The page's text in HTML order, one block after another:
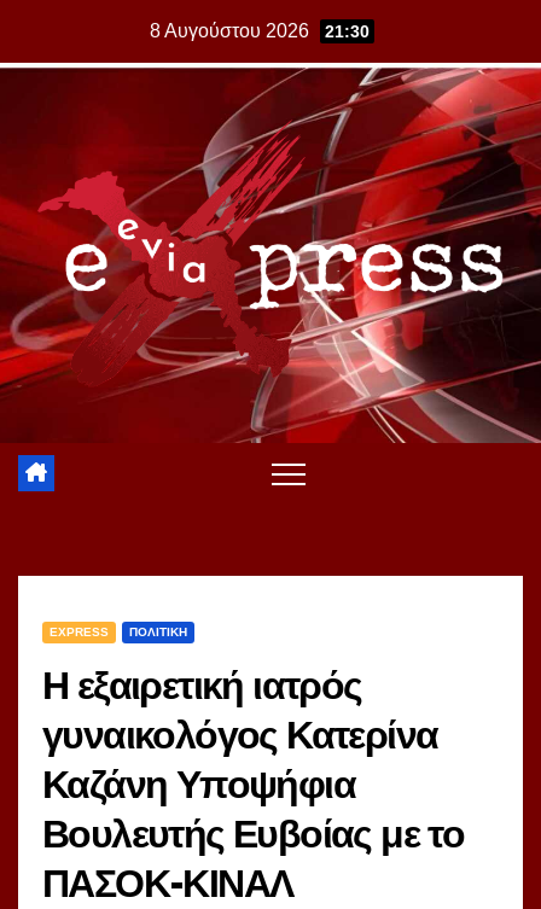
8 Αυγούστου 2026 21:30
EXPRESS ΠΟΛΙΤΙΚΗ
Η εξαιρετική ιατρός
γυναικολόγος Κατερίνα
Καζάνη Υποψήφια
Βουλευτής Ευβοίας με το
ΠΑΣΟΚ-ΚΙΝΑΛ